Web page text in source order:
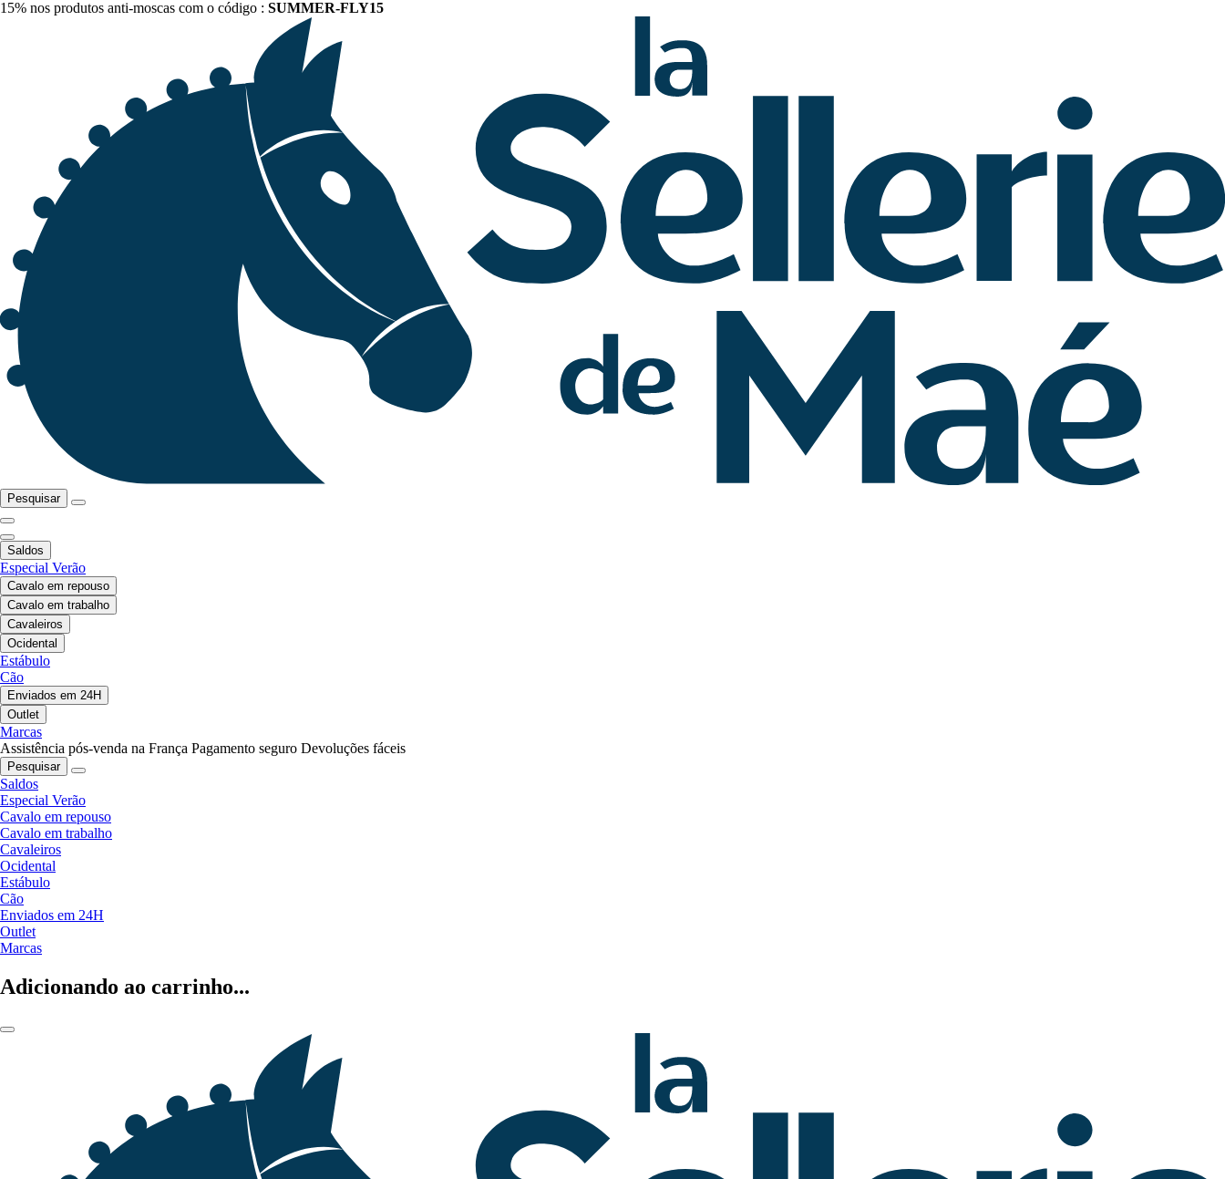
15% nos produtos anti-moscas com o código : SUMMER-FLY15
Pesquisar
Saldos
Especial Verão
Cavalo em repouso
Cavalo em trabalho
Cavaleiros
Ocidental
Estábulo
Cão
Enviados em 24H
Outlet
Marcas
Assistência pós-venda na França Pagamento seguro Devoluções fáceis
Pesquisar
Saldos
Especial Verão
Cavalo em repouso
Cavalo em trabalho
Cavaleiros
Ocidental
Estábulo
Cão
Enviados em 24H
Outlet
Marcas
Adicionando ao carrinho...